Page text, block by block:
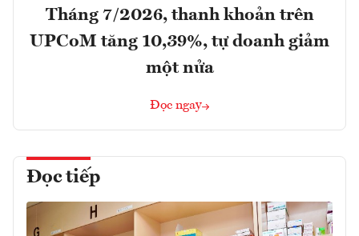
Tháng 7/2026, thanh khoản trên
UPCoM tăng 10,39%, tự doanh giảm
một nửa
Đọc ngay
Đọc tiếp